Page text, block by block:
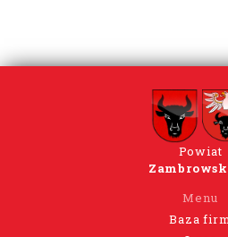
Powiat
Menu
Baza